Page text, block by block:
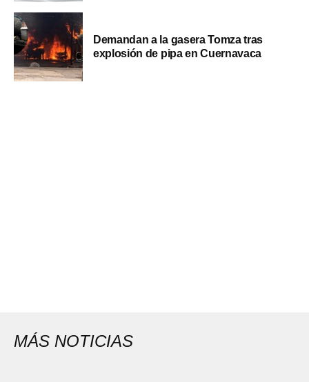
Demandan a la gasera Tomza tras
explosión de pipa en Cuernavaca
MÁS NOTICIAS